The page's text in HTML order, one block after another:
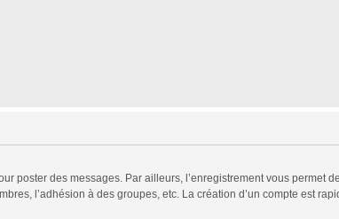
poster des messages. Par ailleurs, l’enregistrement vous permet
l’adhésion à des groupes, etc. La création d’un compte est